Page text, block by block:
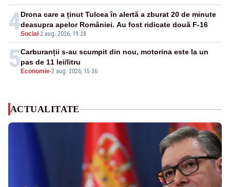
4Social -2 aug. 2026, 19:28
Drona care a ținut Tulcea în alertă a zburat 20 de minute
deasupra apelor României. Au fost ridicate două F-16
5 Economie-2 aug. 2026, 15:36
Carburanții s-au scumpit din nou, motorina este la un
pas de 11 lei/litru
ACTUALITATE